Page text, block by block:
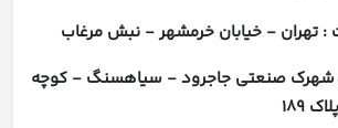
تهران - خیابان خرمشهر - نبش مرغاب
: شهرک صنعتی جاجرود - سیاهسنگ - کوچه
189